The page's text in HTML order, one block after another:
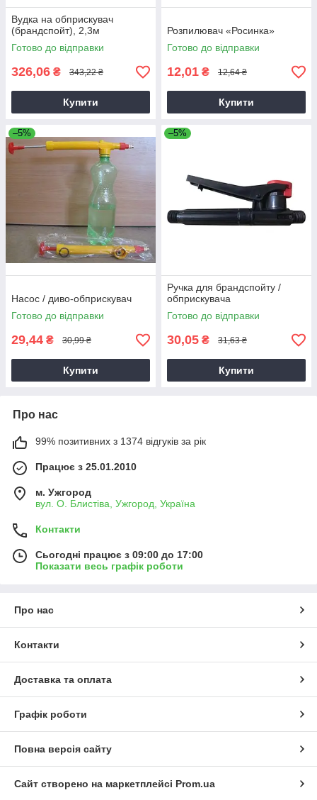
Вудка на обприскувач
(брандспойт), 2,3м
Готово до відправки
326,06 ₴ 343,22 ₴
Купити
Розпилювач «Росинка»
Готово до відправки
12,01 ₴ 12,64 ₴
Купити
–5%
Насос / диво-обприскувач
Готово до відправки
29,44 ₴ 30,99 ₴
Купити
–5%
Ручка для брандспойту /
обприскувача
Готово до відправки
30,05 ₴ 31,63 ₴
Купити
Про нас
99% позитивних з 1374 відгуків за рік
Працює з 25.01.2010
м. Ужгород
вул. О. Блистіва, Ужгород, Україна
Контакти
Сьогодні працює з 09:00 до 17:00
Показати весь графік роботи
Про нас
Контакти
Доставка та оплата
Графік роботи
Повна версія сайту
Сайт створено на маркетплейсі Prom.ua